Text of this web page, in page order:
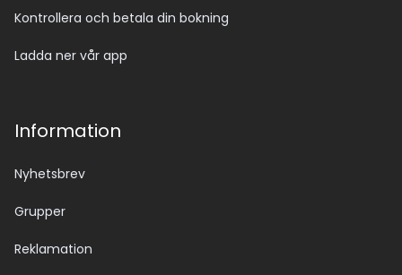
Kontrollera och betala din bokning
Ladda ner vår app
Information
Nyhetsbrev
Grupper
Reklamation